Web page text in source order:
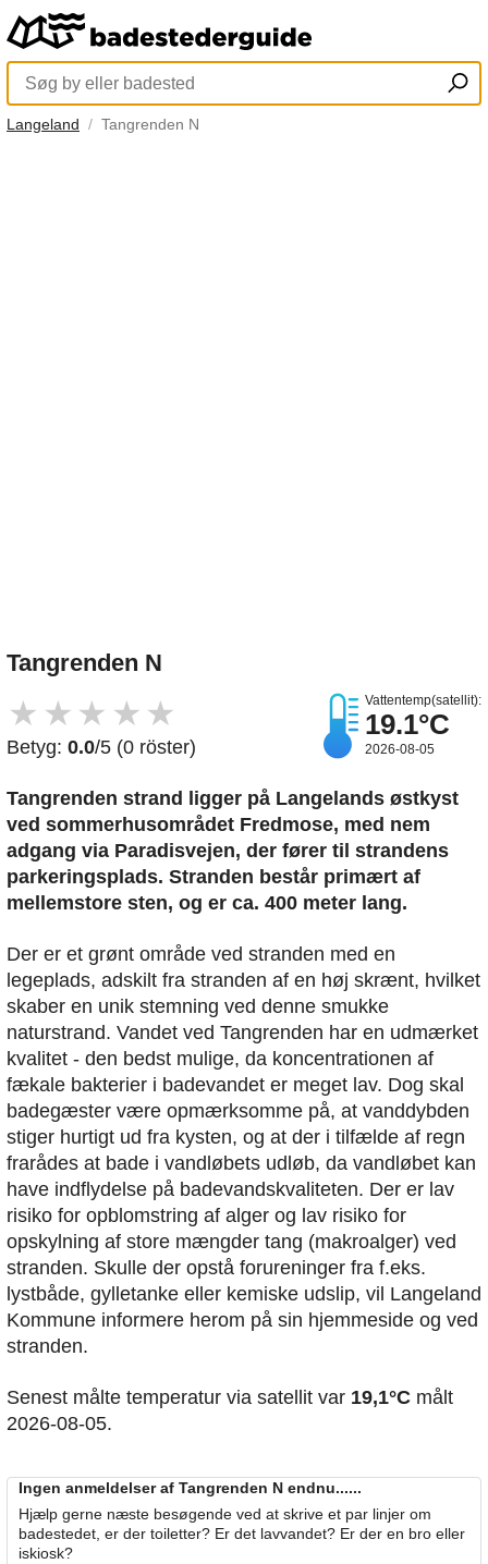
Langeland Tangrenden N
Tangrenden N
★ ★ ★ ★ ★
Betyg: 0.0/5 (0 röster)
Vattentemp(satellit):
19.1°C
2026-08-05
Tangrenden strand ligger på Langelands østkyst
ved sommerhusområdet Fredmose, med nem
adgang via Paradisvejen, der fører til strandens
parkeringsplads. Stranden består primært af
mellemstore sten, og er ca. 400 meter lang.
Der er et grønt område ved stranden med en
legeplads, adskilt fra stranden af en høj skrænt, hvilket
skaber en unik stemning ved denne smukke
naturstrand. Vandet ved Tangrenden har en udmærket
kvalitet - den bedst mulige, da koncentrationen af
fækale bakterier i badevandet er meget lav. Dog skal
badegæster være opmærksomme på, at vanddybden
stiger hurtigt ud fra kysten, og at der i tilfælde af regn
frarådes at bade i vandløbets udløb, da vandløbet kan
have indflydelse på badevandskvaliteten. Der er lav
risiko for opblomstring af alger og lav risiko for
opskylning af store mængder tang (makroalger) ved
stranden. Skulle der opstå forureninger fra f.eks.
lystbåde, gylletanke eller kemiske udslip, vil Langeland
Kommune informere herom på sin hjemmeside og ved
stranden.
Senest målte temperatur via satellit var 19,1°C målt
2026-08-05.
Ingen anmeldelser af Tangrenden N endnu......
Hjælp gerne næste besøgende ved at skrive et par linjer om
badestedet, er der toiletter? Er det lavvandet? Er der en bro eller
iskiosk?